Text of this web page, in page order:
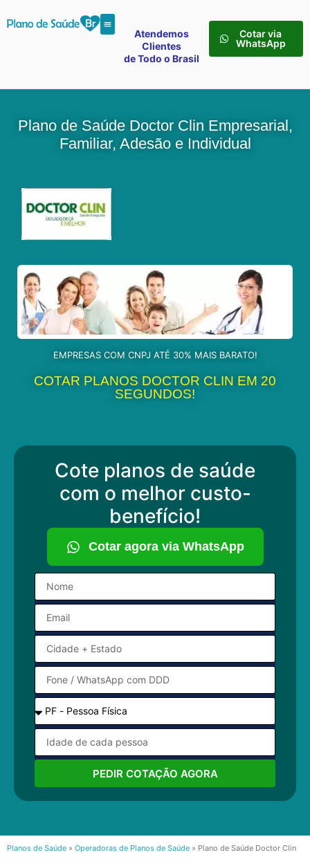
Atendemos
Clientes
de Todo o Brasil
Cotar via
WhatsApp
Plano de Saúde Doctor Clin Empresarial,
Familiar, Adesão e Individual
EMPRESAS COM CNPJ ATÉ 30% MAIS BARATO!
COTAR PLANOS DOCTOR CLIN EM 20
SEGUNDOS!
Cote planos de saúde
com o melhor custo-
benefício!
Cotar agora via WhatsApp
PEDIR COTAÇÃO AGORA
Planos de Saúde » Operadoras de Planos de Saúde » Plano de Saúde Doctor Clin